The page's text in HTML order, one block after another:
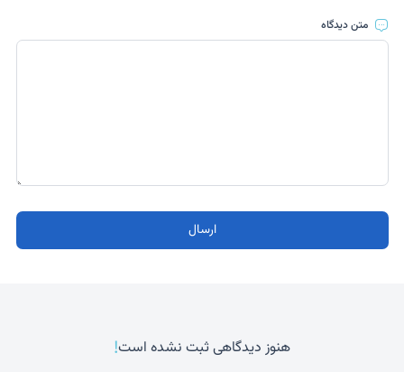
متن دیدگاه
ارسال
هنوز دیدگاهی ثبت نشده است!